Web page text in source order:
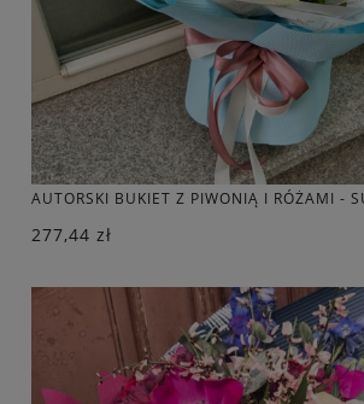
AUTORSKI BUKIET Z PIWONIĄ I RÓŻAMI -
277,44 zł